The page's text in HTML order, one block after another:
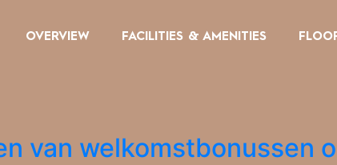
OVERVIEW FACILITIES & AMENITIES
van welkomstbonussen